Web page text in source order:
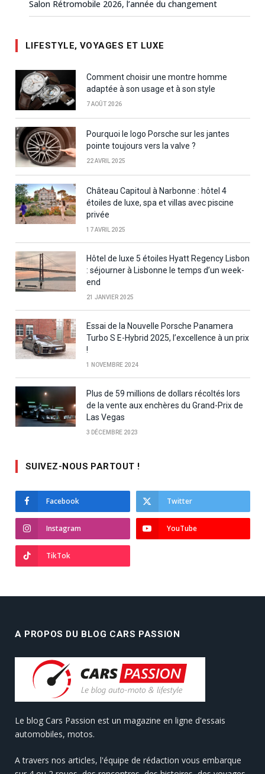
Salon Rétromobile 2026, l’année du changement
LIFESTYLE, VOYAGES ET LUXE
Comment choisir une montre homme
adaptée à son usage et à son style
7 AOÛT 2026
Pourquoi le logo Porsche sur les jantes
pointe toujours vers la valve ?
22 AVRIL 2025
Château Capitoul à Narbonne : hôtel 4
étoiles de luxe, spa et villas avec piscine
privée
17 AVRIL 2025
Hôtel de luxe 5 étoiles Hyatt Regency Lisbon
: séjourner à Lisbonne le temps d’un week-
end
21 JANVIER 2025
Essai de la Nouvelle Porsche Panamera
Turbo S E-Hybrid 2025, l’excellence à un prix
!
1 NOVEMBRE 2024
Plus de 59 millions de dollars récoltés lors
de la vente aux enchères du Grand-Prix de
Las Vegas
3 DÉCEMBRE 2023
SUIVEZ-NOUS PARTOUT !
Facebook Twitter
Instagram YouTube
TikTok
A PROPOS DU BLOG CARS PASSION
Le blog Cars Passion est un magazine en ligne d'essais
automobiles, motos.
A travers nos articles, l'équipe de rédaction vous embarque